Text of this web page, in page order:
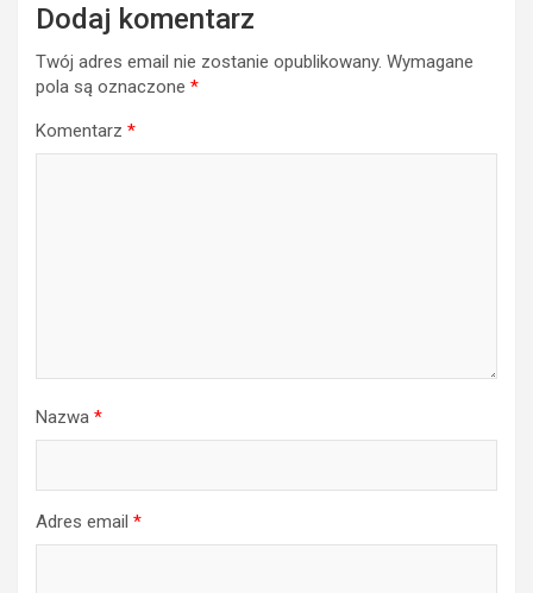
Dodaj komentarz
Twój adres email nie zostanie opublikowany. Wymagane
pola są oznaczone *
Komentarz *
Nazwa *
Adres email *